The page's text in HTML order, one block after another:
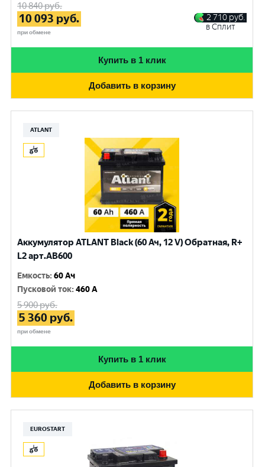
10 840руб.
10 093 руб.
при обмене
2 710 руб.
в Сплит
Купить в 1 клик
Добавить в корзину
ATLANT
Аккумулятор ATLANT Black (60 Ач, 12 V) Обратная, R+
L2 арт.AB600
Емкость:60 Ач
Пусковой ток:460 A
5 900руб.
5 360 руб.
при обмене
Купить в 1 клик
Добавить в корзину
EUROSTART